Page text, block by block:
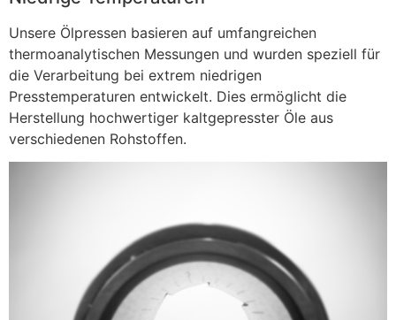
Unsere Ölpressen basieren auf umfangreichen
thermoanalytischen Messungen und wurden speziell für
die Verarbeitung bei extrem niedrigen
Presstemperaturen entwickelt. Dies ermöglicht die
Herstellung hochwertiger kaltgepresster Öle aus
verschiedenen Rohstoffen.